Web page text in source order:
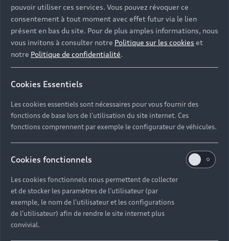
services, du lundi au vendredi de 8h00 à 12h00 et de
12h00 et de 14h00 à 18h00, dans votre concession
Audi Évreux à l’adresse suivante : 281 rue Amedee
Gordini, 27930 Fauville.
Découvrir la concession
pouvoir utiliser ces services. Vous pouvez révoquer ce
consentement à tout moment avec effet futur via le lien
présent en bas du site. Pour de plus amples informations, nous
vous invitons à consulter notre Politique sur les cookies et
notre Politique de confidentialité.
Cookies Essentiels
Les cookies essentiels sont nécessaires pour vous fournir des
fonctions de base lors de l'utilisation du site internet. Ces
fonctions comprennent par exemple le configurateur de véhicules.
Cookies fonctionnels
Les cookies fonctionnels nous permettent de collecter
et de stocker les paramètres de l'utilisateur (par
exemple, le nom de l'utilisateur et les configurations
de l'utilisateur) afin de rendre le site internet plus
convivial.